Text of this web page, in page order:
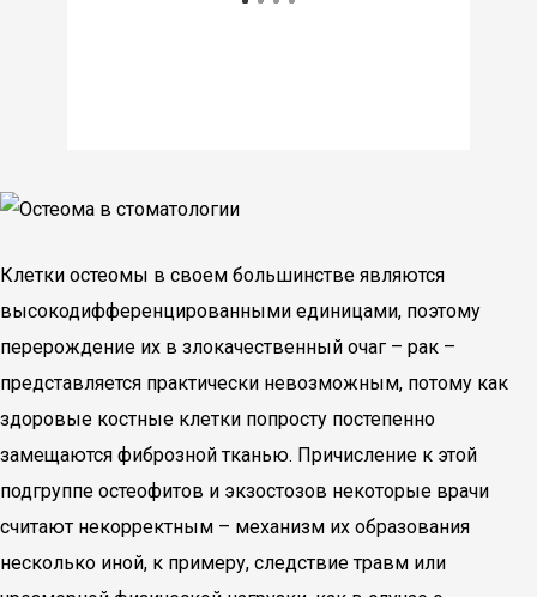
Клетки остеомы в своем большинстве являются
высокодифференцированными единицами, поэтому
перерождение их в злокачественный очаг – рак –
представляется практически невозможным, потому как
здоровые костные клетки попросту постепенно
замещаются фиброзной тканью. Причисление к этой
подгруппе остеофитов и экзостозов некоторые врачи
считают некорректным – механизм их образования
несколько иной, к примеру, следствие травм или